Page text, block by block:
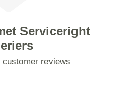
Serviceright
customer reviews